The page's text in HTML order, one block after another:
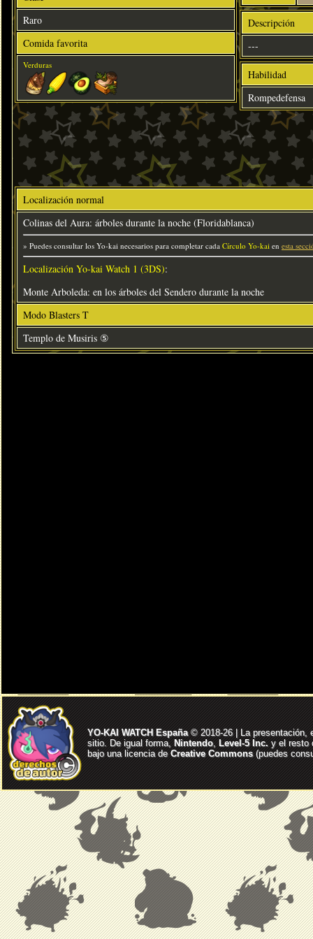
Raro
Comida favorita
Verduras
Descripción
---
Habilidad
Rompedefensa
Localización normal
Colinas del Aura: árboles durante la noche (Floridablanca)
» Puedes consultar los Yo-kai necesarios para completar cada Círculo Yo-kai en esta
Localización Yo-kai Watch 1 (3DS):
Monte Arboleda: en los árboles del Sendero durante la noche
Modo Blasters T
Templo de Musiris ⑤
YO-KAI WATCH España© 2018-26 | La presentación,
sitio. De igual forma, Nintendo, Level-5 Inc. y el resto
bajo una licencia deCreative Commons(puedes